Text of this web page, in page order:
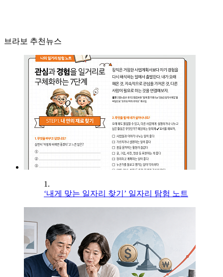
브라보 추천뉴스
1.
‘내게 맞는 일자리 찾기’ 일자리 탐험 노트